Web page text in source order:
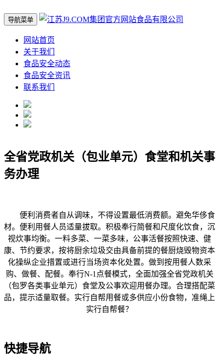
导航菜单
网站首页
关于我们
食品安全动态
食品安全资讯
联系我们
全省党政机关（包业单元）食堂和机关事
务办理
便利消费者自从调味，不得设置最低消费额。避免华侈食
材。便利用餐人员适量拔取。积极奉行简餐和尺度化饮食，沉
视炊事均衡。一料多菜、一菜多味，公事活餐按照快速、健
康、节约要求，按将厨余垃圾交由具备前提的餐厨烧毁物资本
化操纵企业措置或进行当场资本化处置。做到按用餐人数采
购、做餐、配餐。奉行N-1点餐模式，全面加强全省党政机关
（包罗各类事业单元）食堂及公事欢迎用餐办理。合理搭配菜
品，提示适量取餐。实行自帮用餐或多供应小份食物，准绳上
实行自帮餐？
快捷导航